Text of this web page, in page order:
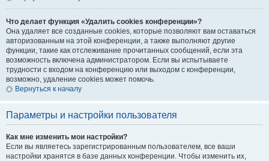
Что делает функция «Удалить cookies конференции»?
Она удаляет все созданные cookies, которые позволяют вам оставаться
авторизованным на этой конференции, а также выполняют другие
функции, такие как отслеживание прочитанных сообщений, если эта
возможность включена администратором. Если вы испытываете
трудности с входом на конференцию или выходом с конференции,
возможно, удаление cookies может помочь.
Вернуться к началу
Параметры и настройки пользователя
Как мне изменить мои настройки?
Если вы являетесь зарегистрированным пользователем, все ваши
настройки хранятся в базе данных конференции. Чтобы изменить их,